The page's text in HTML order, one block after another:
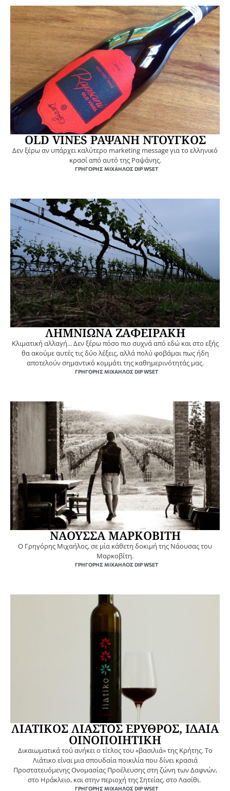
OLD VINES ΡΑΨΑΝΗ ΝΤΟΥΓΚΟΣ
Δεν ξέρω αν υπάρχει καλύτερο marketing message για το ελληνικό
κρασί από αυτό της Ραψάνης.
ΓΡΗΓΌΡΗΣ ΜΙΧΑΉΛΟΣ DIP WSET
ΛΗΜΝΙΩΝΑ ΖΑΦΕΙΡΑΚΗ
Κλιματική αλλαγή... Δεν ξέρω πόσο πιο συχνά από εδώ και στο εξής
θα ακούμε αυτές τις δύο λέξεις, αλλά πολύ φοβάμαι πως ήδη
αποτελούν σημαντικό κομμάτι της καθημερινότητάς μας.
ΓΡΗΓΌΡΗΣ ΜΙΧΑΉΛΟΣ DIP WSET
ΝΑΟΥΣΣΑ ΜΑΡΚΟΒΙΤΗ
O Γρηγόρης Μιχαήλος, σε μία κάθετη δοκιμή της Νάουσας του
Μαρκοβίτη.
ΓΡΗΓΌΡΗΣ ΜΙΧΑΉΛΟΣ DIP WSET
ΛΙΑΤΙΚΟΣ ΛΙΑΣΤΟΣ ΕΡΥΘΡΟΣ, ΙΔΑΙΑ
ΟΙΝΟΠΟΙΗΤΙΚΗ
Δικαιωματικά τού ανήκει ο τίτλος του «βασιλιά» της Κρήτης. Το
Λιάτικο είναι μια σπουδαία ποικιλία που δίνει κρασιά
Προστατευόμενης Ονομασίας Προέλευσης στη ζώνη των Δαφνών,
στο Ηράκλειο, και στην περιοχή της Σητείας, στο Λασίθι.
ΓΡΗΓΌΡΗΣ ΜΙΧΑΉΛΟΣ DIP WSET